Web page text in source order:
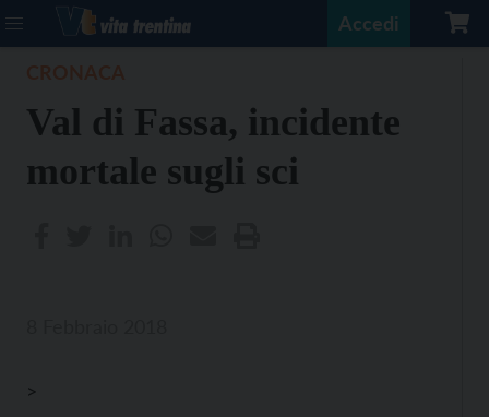
Accedi
Val di Fassa, incidente
mortale sugli sci
>